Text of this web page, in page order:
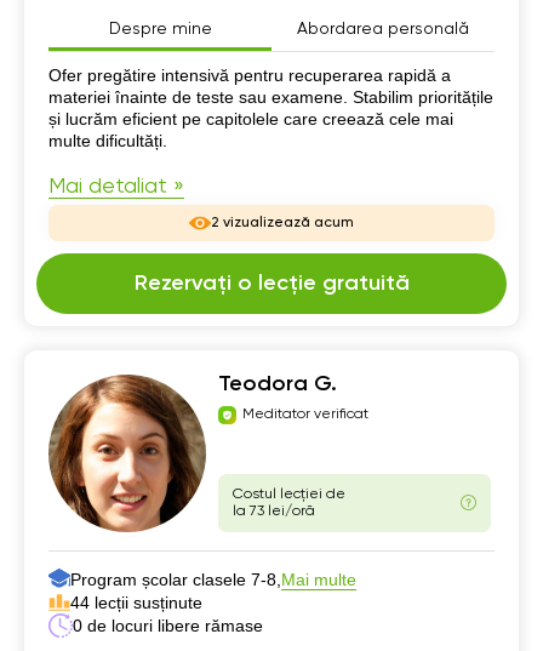
Despre mine Abordarea personală
Despre mine
Ofer pregătire intensivă pentru recuperarea rapidă a
materiei înainte de teste sau examene. Stabilim prioritățile
și lucrăm eficient pe capitolele care creează cele mai
multe dificultăți.
Mai detaliat »
2 vizualizează acum
Rezervați o lecție gratuită
Teodora G.
Meditator verificat
Costul lecției de
la 73 lei/oră
Program școlar clasele 7-8, Mai multe
44 lecții susținute
0 de locuri libere rămase